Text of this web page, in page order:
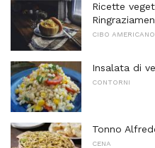
Ricette
CIBO AMERICANO
Insalata di
CONTORNI
Tonno
CENA